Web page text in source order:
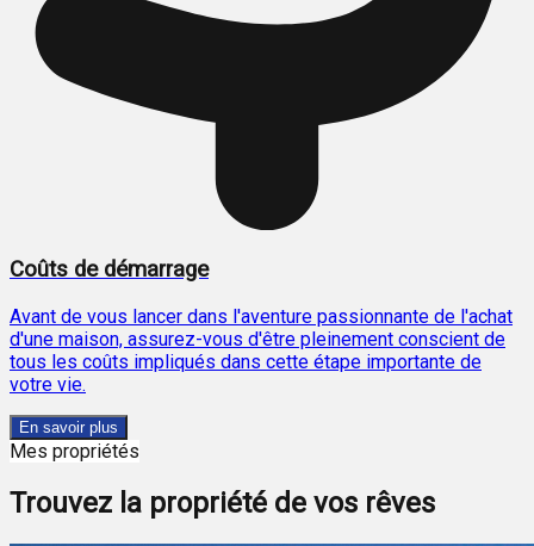
Coûts de démarrage
Avant de vous lancer dans l'aventure passionnante de l'achat
d'une maison, assurez-vous d'être pleinement conscient de
tous les coûts impliqués dans cette étape importante de
votre vie.
En savoir plus
Mes propriétés
Trouvez la propriété de vos rêves